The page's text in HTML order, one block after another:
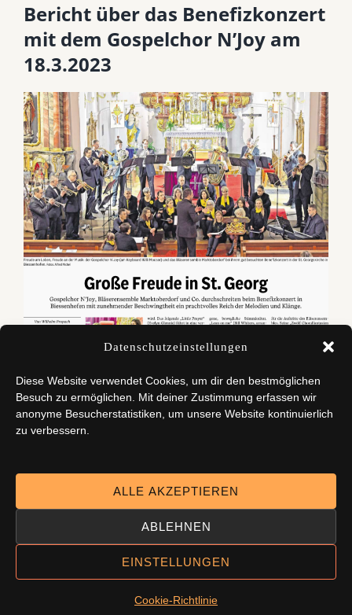
Datenschutzeinstellungen
Diese Website verwendet Cookies, um dir den bestmöglichen
Besuch zu ermöglichen. Mit deiner Zustimmung erfassen wir
anonyme Besucherstatistiken, um unsere Website kontinuierlich
zu verbessern.
ALLE AKZEPTIEREN
ABLEHNEN
EINSTELLUNGEN
Cookie-Richtlinie
Bericht über das Benefizkonzert
mit dem Gospelchor N’Joy am
18.3.2023
Copyright © 2026Bläserensemble Marktoberdorf